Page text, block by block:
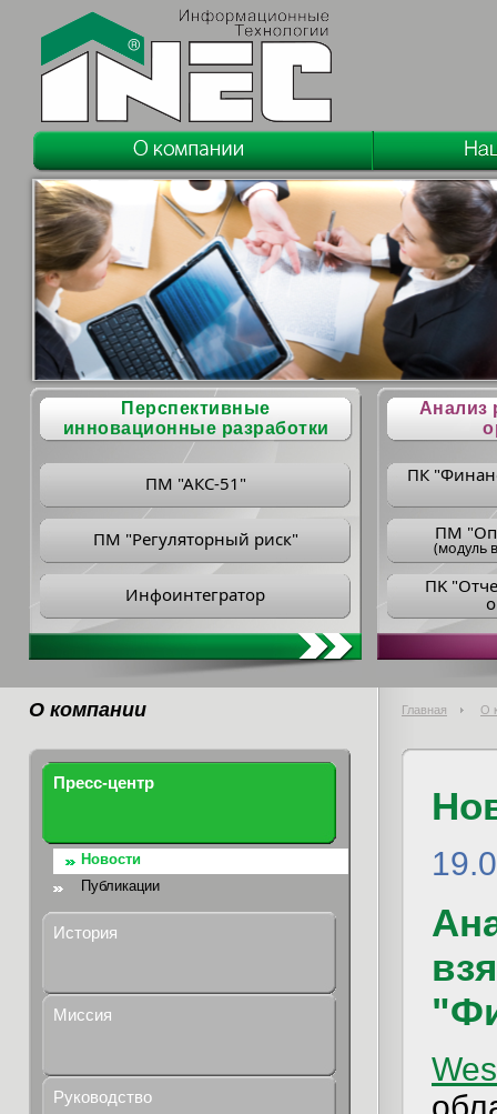
Перспективные
инновационные разработки
ПМ "АКС-51"
ПМ "Регуляторный риск"
Инфоинтегратор
Анализ
ПК
ПM
(модуль
ПK
О компании Главная О
Пресс-центр
Новости
Публикации
История
Миссия
Руководство